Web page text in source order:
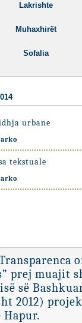
Lakrishte
Muhaxhirët
Sofalia
urbane
tekstuale
prej muajit
së
2012)
Hapur.